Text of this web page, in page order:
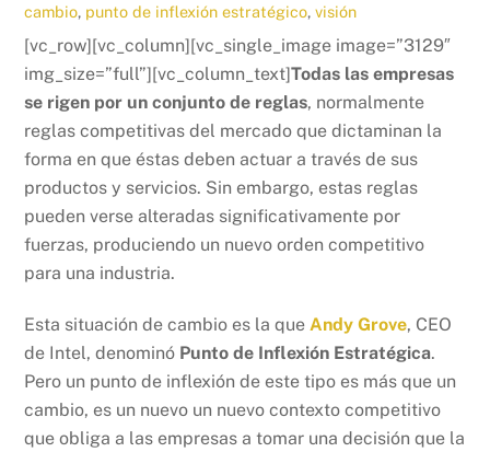
cambio, punto de inflexión estratégico,visión
[vc_row][vc_column][vc_single_image image=”3129″
img_size=”full”][vc_column_text]Todas las empresas
se rigen por un conjunto de reglas, normalmente
reglas competitivas del mercado que dictaminan la
forma en que éstas deben actuar a través de sus
productos y servicios. Sin embargo, estas reglas
pueden verse alteradas significativamente por
fuerzas, produciendo un nuevo orden competitivo
para una industria.
Esta situación de cambio es la que Andy Grove, CEO
de Intel, denominó Punto de Inflexión Estratégica.
Pero un punto de inflexión de este tipo es más que un
cambio, es un nuevo un nuevo contexto competitivo
que obliga a las empresas a tomar una decisión que la